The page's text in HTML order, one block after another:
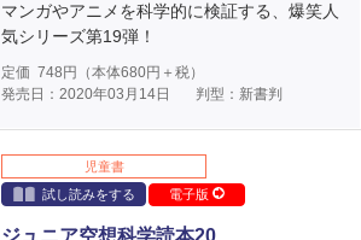
マンガやアニメを科学的に検証する、爆笑人
気シリーズ第19弾！
定価 748 円（本体680円＋税）
発売日：2020年03月14日
判型：新書判
児童書
試し読みをする
電子版
ジュニア空想科学読本20